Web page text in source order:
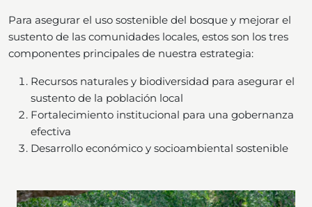
Para asegurar el uso sostenible del bosque y mejorar el
sustento de las comunidades locales, estos son los tres
componentes principales de nuestra estrategia:
Recursos naturales y biodiversidad para asegurar el
sustento de la población local
Fortalecimiento institucional para una gobernanza
efectiva
Desarrollo económico y socioambiental sostenible